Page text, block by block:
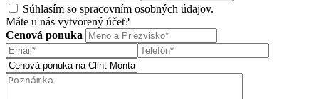
Súhlasím so spracovním osobných údajov.
Máte u nás vytvorený účet?
Cenová ponuka